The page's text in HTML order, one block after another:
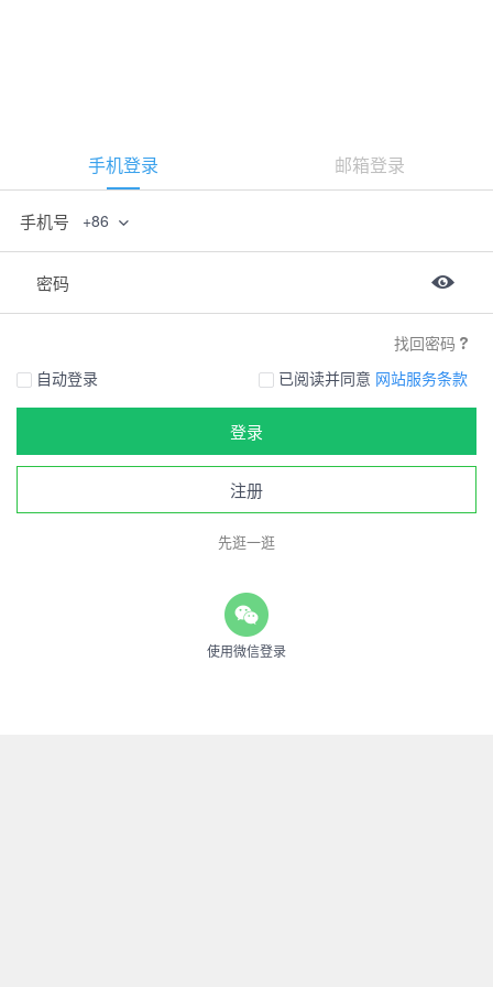
手机登录 邮箱登录
手机号 +86
密码
找回密码
自动登录
已阅读并同意 网站服务条款
登录
注册
先逛一逛
使用微信登录